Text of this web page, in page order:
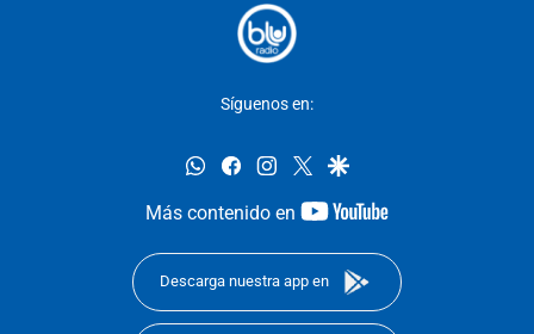
Síguenos en:
whatsappfacebookinstagram
twittergoogle
Más contenido en
youtube-
Descarga nuestra app en